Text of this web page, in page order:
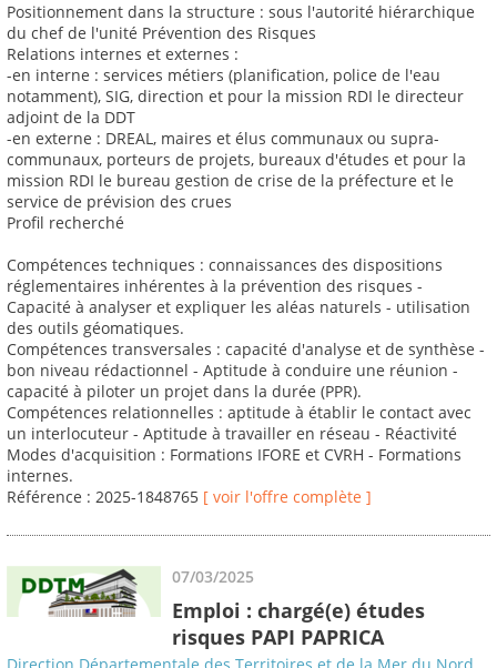
Positionnement dans la structure : sous l'autorité hiérarchique
du chef de l'unité Prévention des Risques
Relations internes et externes :
-en interne : services métiers (planification, police de l'eau
notamment), SIG, direction et pour la mission RDI le directeur
adjoint de la DDT
-en externe : DREAL, maires et élus communaux ou supra-
communaux, porteurs de projets, bureaux d'études et pour la
mission RDI le bureau gestion de crise de la préfecture et le
service de prévision des crues
Profil recherché
Compétences techniques : connaissances des dispositions
réglementaires inhérentes à la prévention des risques -
Capacité à analyser et expliquer les aléas naturels - utilisation
des outils géomatiques.
Compétences transversales : capacité d'analyse et de synthèse -
bon niveau rédactionnel - Aptitude à conduire une réunion -
capacité à piloter un projet dans la durée (PPR).
Compétences relationnelles : aptitude à établir le contact avec
un interlocuteur - Aptitude à travailler en réseau - Réactivité
Modes d'acquisition : Formations IFORE et CVRH - Formations
internes.
Référence : 2025-1848765 [ voir l'offre complète ]
07/03/2025
Emploi : chargé(e) études
risques PAPI PAPRICA